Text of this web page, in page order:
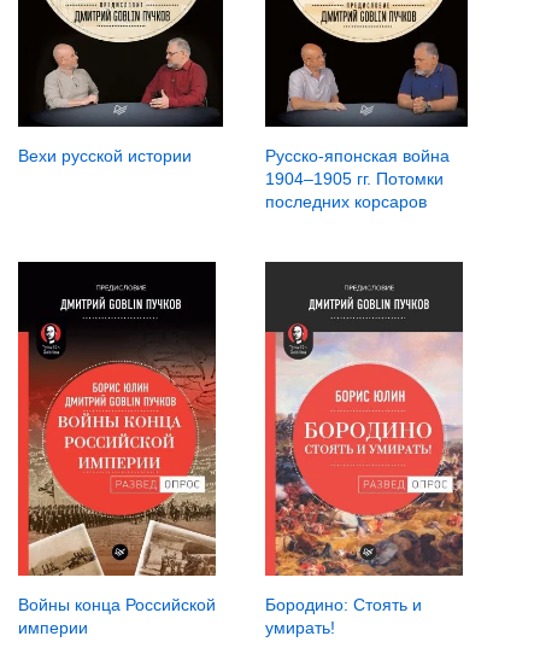
Вехи русской истории
Русско-японская война
1904–1905 гг. Потомки
последних корсаров
Войны конца Российской
империи
Бородино: Стоять и
умирать!